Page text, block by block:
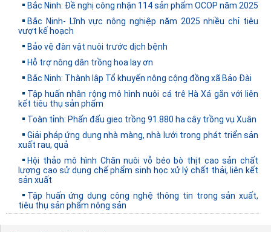
Bắc Ninh: Đề nghị công nhận 114 sản phẩm OCOP năm 2025
Bắc Ninh- Lĩnh vực nông nghiệp năm 2025 nhiều chỉ tiêu
vượt kế hoạch
Bảo vệ đàn vật nuôi trước dịch bệnh
Hỗ trợ nông dân trồng hoa lay ơn
Bắc Ninh: Thành lập Tổ khuyến nông cộng đồng xã Bảo Đài
Tập huấn nhân rộng mô hình nuôi cá trê Hà Xá gắn với liên
kết tiêu thụ sản phẩm
Toàn tỉnh: Phấn đấu gieo trồng 91.880 ha cây trồng vụ Xuân
Giải pháp ứng dụng nhà màng, nhà lưới trong phát triển sản
xuất rau, quả
Hội thảo mô hình Chăn nuôi vỗ béo bò thịt cao sản chất
lượng cao sử dụng chế phẩm sinh học xử lý chất thải, liên kết
sản xuất
Tập huấn ứng dụng công nghệ thông tin trong sản xuất,
tiêu thụ sản phẩm nông sản